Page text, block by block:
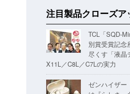
注目製品クローズア
TCL「SQD-
別賞受賞記念
尽くす「液晶
X11L／C8L／C7Lの実力
ゼンハイザー